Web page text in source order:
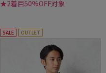
★2着目50%OFF対象
SALE OUTLET